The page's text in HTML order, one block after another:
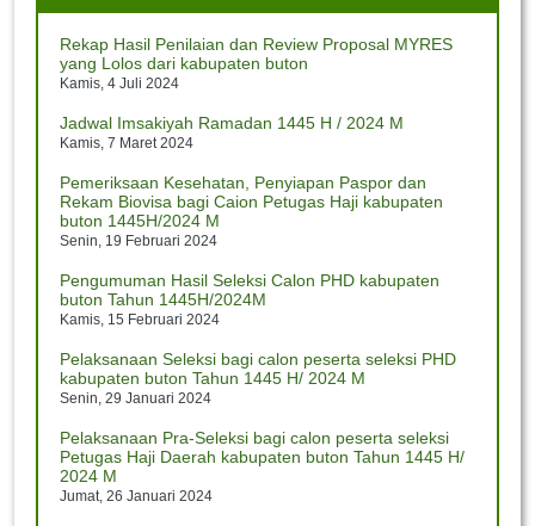
Rekap Hasil Penilaian dan Review Proposal MYRES
yang Lolos dari kabupaten buton
Kamis, 4 Juli 2024
Jadwal Imsakiyah Ramadan 1445 H / 2024 M
Kamis, 7 Maret 2024
Pemeriksaan Kesehatan, Penyiapan Paspor dan
Rekam Biovisa bagi Caion Petugas Haji kabupaten
buton 1445H/2024 M
Senin, 19 Februari 2024
Pengumuman Hasil Seleksi Calon PHD kabupaten
buton Tahun 1445H/2024M
Kamis, 15 Februari 2024
Pelaksanaan Seleksi bagi calon peserta seleksi PHD
kabupaten buton Tahun 1445 H/ 2024 M
Senin, 29 Januari 2024
Pelaksanaan Pra-Seleksi bagi calon peserta seleksi
Petugas Haji Daerah kabupaten buton Tahun 1445 H/
2024 M
Jumat, 26 Januari 2024
Pj. Bupati Sambut Kedatangan Jemaah Haji Majalengka
Jumat, 12 Juli 2024
Dharmagita Nasional XV
Rabu, 10 Juli 2024
Menag Buka Utsawa Dharmagita Nasional XV
Rabu, 10 Juli 2024